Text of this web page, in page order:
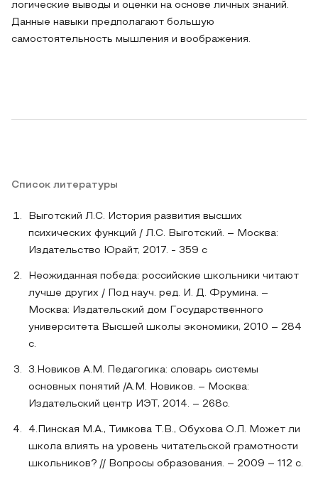
логические выводы и оценки на основе личных знаний.
Данные навыки предполагают большую
самостоятельность мышления и воображения.
Список литературы
Выготский Л.С. История развития высших
психических функций / Л.С. Выготский. – Москва:
Издательство Юрайт, 2017. - 359 с
Неожиданная победа: российские школьники читают
лучше других / Под науч. ред. И. Д. Фрумина. –
Москва: Издательский дом Государственного
университета Высшей школы экономики, 2010 – 284
с.
3.Новиков А.М. Педагогика: словарь системы
основных понятий /А.М. Новиков. – Москва:
Издательский центр ИЭТ, 2014. – 268с.
4.Пинская М.А., Тимкова Т.В., Обухова О.Л. Может ли
школа влиять на уровень читательской грамотности
школьников? // Вопросы образования. – 2009 – 112 с.